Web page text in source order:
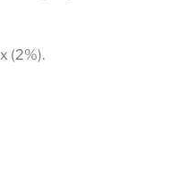
(2%).